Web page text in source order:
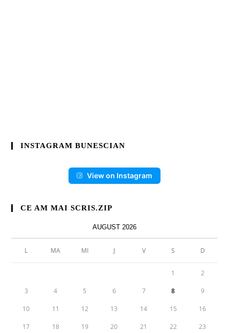
INSTAGRAM BUNESCIAN
View on Instagram
CE AM MAI SCRIS.ZIP
AUGUST 2026
L MA MI J V S D
1 2
3 4 5 6 7 8 9
10 11 12 13 14 15 16
17 18 19 20 21 22 23